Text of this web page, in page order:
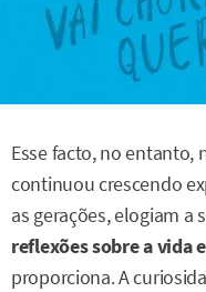
Esse facto, no entanto,
continuou crescendo
as gerações, elogiam a
reflexões sobre a vida
proporciona. A